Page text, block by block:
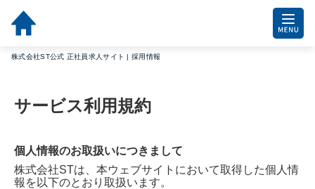
株式会社ST公式 正社員求人サイト | 採用情報
サービス利用規約
個人情報のお取扱いにつきまして
株式会社STは、本ウェブサイトにおいて取得した個人情
報を以下のとおり取扱います。